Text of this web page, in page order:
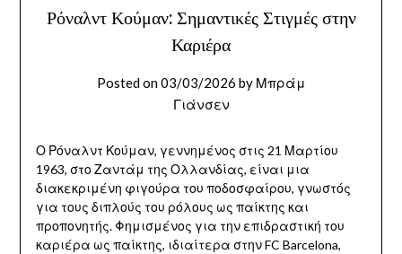
Ρόναλντ Κούμαν: Σημαντικές Στιγμές στην
Καριέρα
Posted on03/03/2026 by Μπράμ
Γιάνσεν
Ο Ρόναλντ Κούμαν, γεννημένος στις 21 Μαρτίου
1963, στο Ζαντάμ της Ολλανδίας, είναι μια
διακεκριμένη φιγούρα του ποδοσφαίρου, γνωστός
για τους διπλούς του ρόλους ως παίκτης και
προπονητής. Φημισμένος για την επιδραστική του
καριέρα ως παίκτης, ιδιαίτερα στην FC Barcelona,